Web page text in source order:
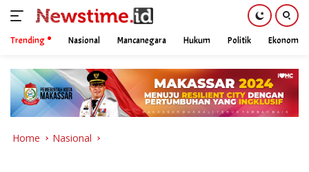
content
Trending Nasional Mancanegara Hukum Politik Ekonomi
Home Nasional